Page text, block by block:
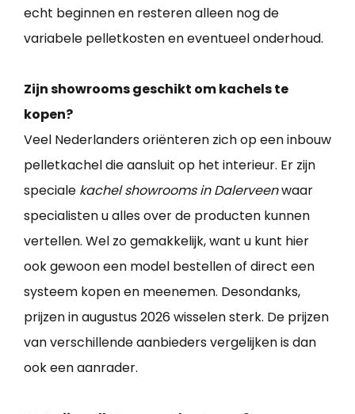
echt beginnen en resteren alleen nog de
variabele pelletkosten en eventueel onderhoud.
Zijn showrooms geschikt om kachels te
kopen?
Veel Nederlanders oriënteren zich op een inbouw
pelletkachel die aansluit op het interieur. Er zijn
speciale kachel showrooms in Dalerveenwaar
specialisten u alles over de producten kunnen
vertellen. Wel zo gemakkelijk, want u kunt hier
ook gewoon een model bestellen of direct een
systeem kopen en meenemen. Desondanks,
prijzen in augustus 2026 wisselen sterk. De prijzen
van verschillende aanbieders vergelijken is dan
ook een aanrader.